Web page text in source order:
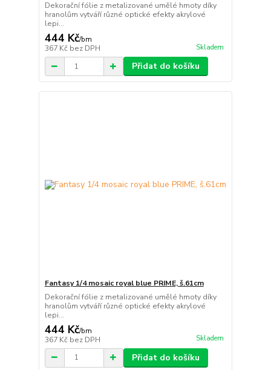
Dekorační fólie z metalizované umělé hmoty díky
hranolům vytváří různé optické efekty akrylové
lepi...
444 Kč/bm
367 Kč bez DPH Skladem
Přidat do košíku
Fantasy 1/4 mosaic royal blue PRIME, š.61cm
Dekorační fólie z metalizované umělé hmoty díky
hranolům vytváří různé optické efekty akrylové
lepi...
444 Kč/bm
367 Kč bez DPH Skladem
Přidat do košíku